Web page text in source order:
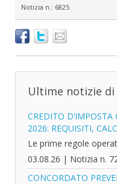
Notizia n.: 6825
Ultime notizie
CREDITO
2026: REQUISITI,
Le prime regole
03.08.26 | Notizia n.
CONCORDATO